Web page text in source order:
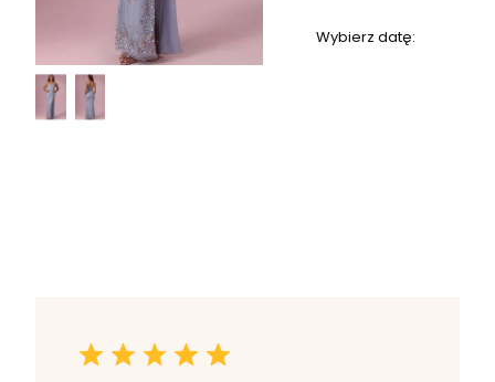
Wybierz datę: